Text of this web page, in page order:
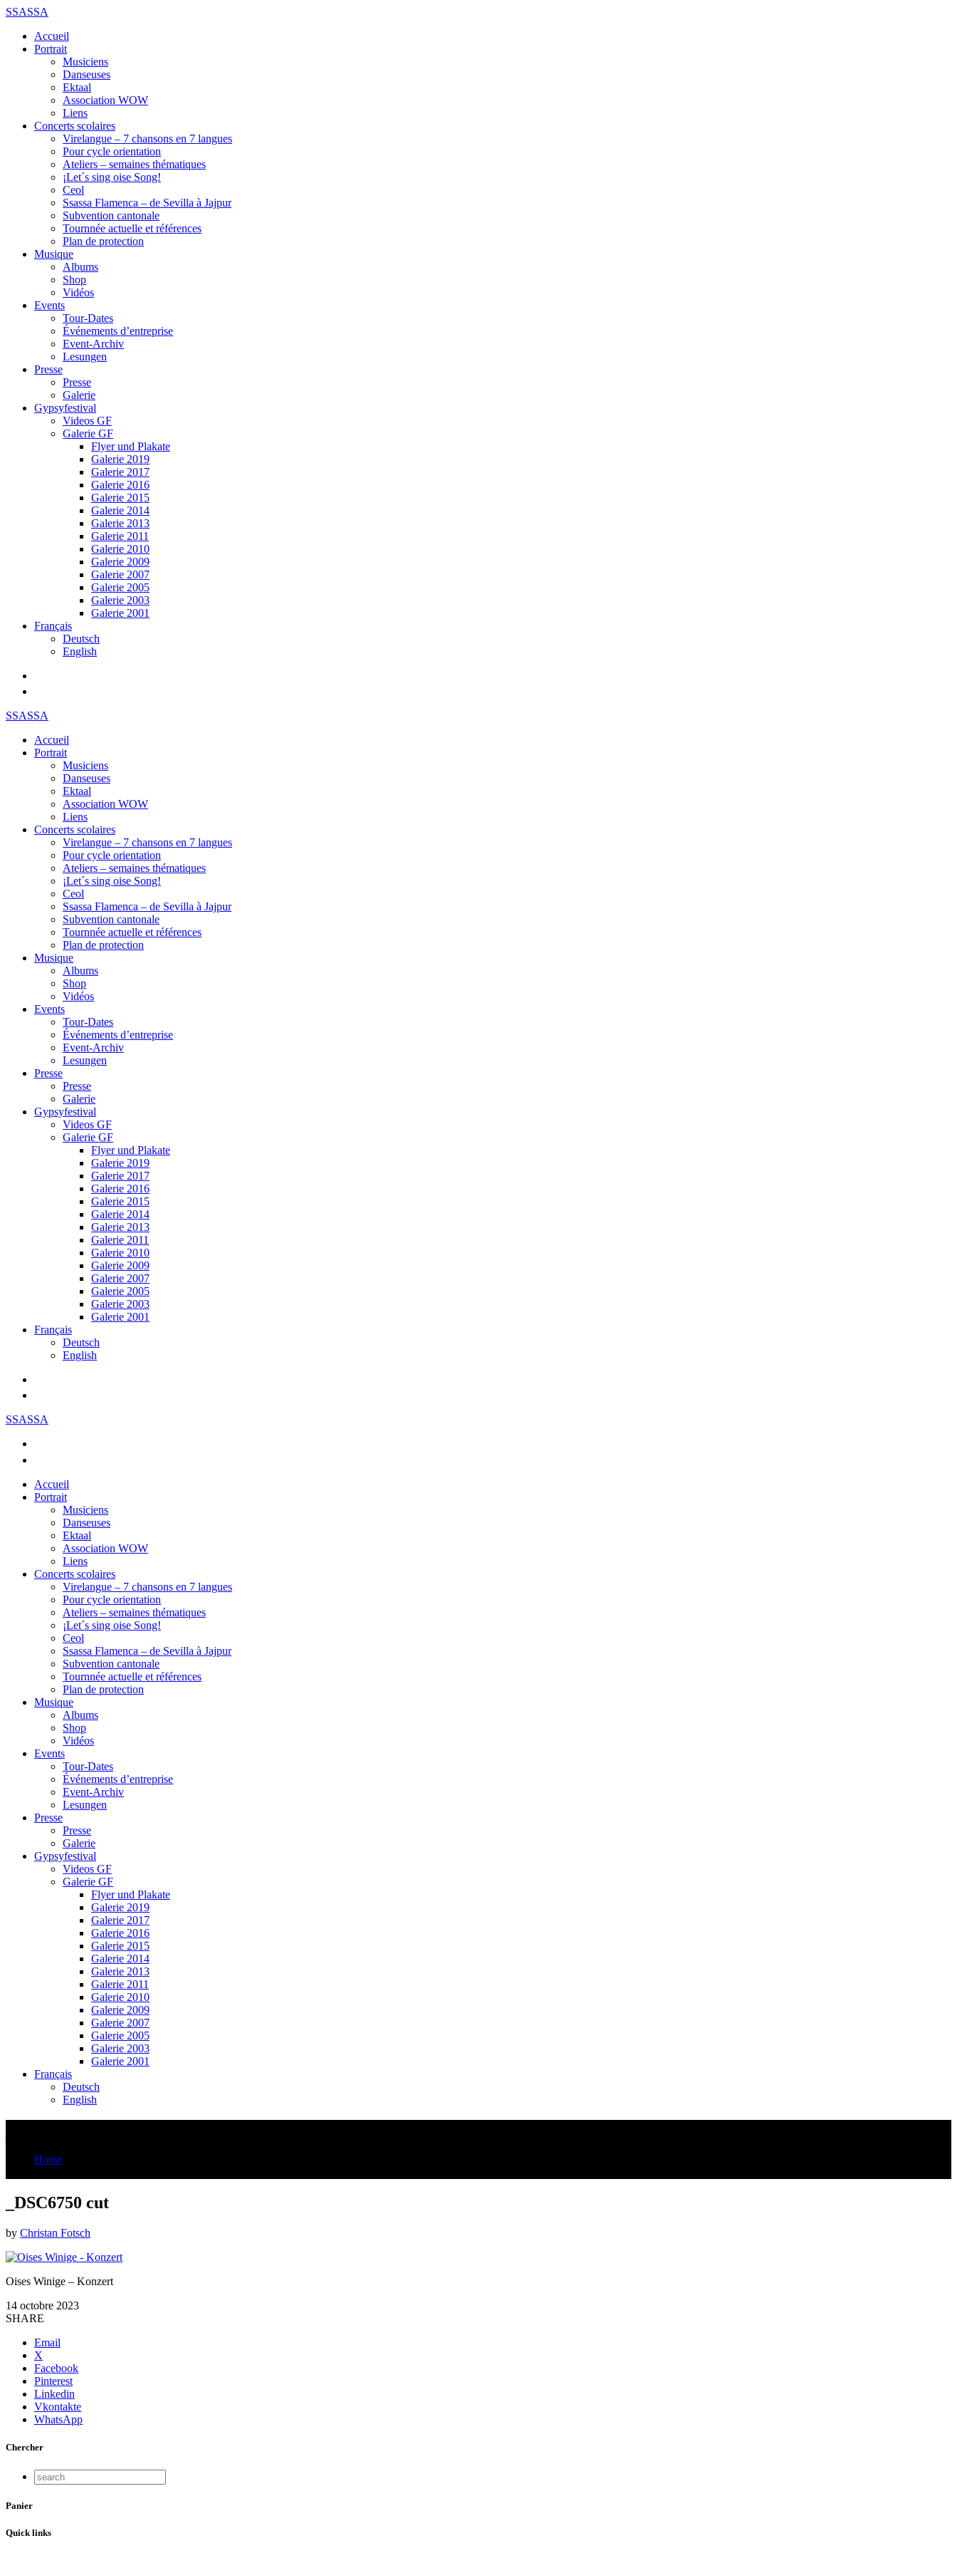
SSASSA
Accueil
Portrait
Musiciens
Danseuses
Ektaal
Association WOW
Liens
Concerts scolaires
Virelangue – 7 chansons en 7 langues
Pour cycle orientation
Ateliers – semaines thématiques
¡Let´s sing oise Song!
Ceol
Ssassa Flamenca – de Sevilla à Jajpur
Subvention cantonale
Tournnée actuelle et références
Plan de protection
Musique
Albums
Shop
Vidéos
Events
Tour-Dates
Événements d’entreprise
Event-Archiv
Lesungen
Presse
Presse
Galerie
Gypsyfestival
Videos GF
Galerie GF
Flyer und Plakate
Galerie 2019
Galerie 2017
Galerie 2016
Galerie 2015
Galerie 2014
Galerie 2013
Galerie 2011
Galerie 2010
Galerie 2009
Galerie 2007
Galerie 2005
Galerie 2003
Galerie 2001
Français
Deutsch
English
SSASSA
Accueil
Portrait
Musiciens
Danseuses
Ektaal
Association WOW
Liens
Concerts scolaires
Virelangue – 7 chansons en 7 langues
Pour cycle orientation
Ateliers – semaines thématiques
¡Let´s sing oise Song!
Ceol
Ssassa Flamenca – de Sevilla à Jajpur
Subvention cantonale
Tournnée actuelle et références
Plan de protection
Musique
Albums
Shop
Vidéos
Events
Tour-Dates
Événements d’entreprise
Event-Archiv
Lesungen
Presse
Presse
Galerie
Gypsyfestival
Videos GF
Galerie GF
Flyer und Plakate
Galerie 2019
Galerie 2017
Galerie 2016
Galerie 2015
Galerie 2014
Galerie 2013
Galerie 2011
Galerie 2010
Galerie 2009
Galerie 2007
Galerie 2005
Galerie 2003
Galerie 2001
Français
Deutsch
English
SSASSA
Accueil
Portrait
Musiciens
Danseuses
Ektaal
Association WOW
Liens
Concerts scolaires
Virelangue – 7 chansons en 7 langues
Pour cycle orientation
Ateliers – semaines thématiques
¡Let´s sing oise Song!
Ceol
Ssassa Flamenca – de Sevilla à Jajpur
Subvention cantonale
Tournnée actuelle et références
Plan de protection
Musique
Albums
Shop
Vidéos
Events
Tour-Dates
Événements d’entreprise
Event-Archiv
Lesungen
Presse
Presse
Galerie
Gypsyfestival
Videos GF
Galerie GF
Flyer und Plakate
Galerie 2019
Galerie 2017
Galerie 2016
Galerie 2015
Galerie 2014
Galerie 2013
Galerie 2011
Galerie 2010
Galerie 2009
Galerie 2007
Galerie 2005
Galerie 2003
Galerie 2001
Français
Deutsch
English
Home
_DSC6750 cut
by Christan Fotsch
Oises Winige – Konzert
14 octobre 2023
SHARE
Email
X
Facebook
Pinterest
Linkedin
Vkontakte
WhatsApp
Chercher
Panier
Quick links